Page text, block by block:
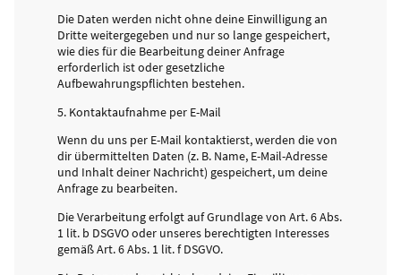
Die Daten werden nicht ohne deine Einwilligung an
Dritte weitergegeben und nur so lange gespeichert,
wie dies für die Bearbeitung deiner Anfrage
erforderlich ist oder gesetzliche
Aufbewahrungspflichten bestehen.
5. Kontaktaufnahme per E-Mail
Wenn du uns per E-Mail kontaktierst, werden die von
dir übermittelten Daten (z. B. Name, E-Mail-Adresse
und Inhalt deiner Nachricht) gespeichert, um deine
Anfrage zu bearbeiten.
Die Verarbeitung erfolgt auf Grundlage von Art. 6 Abs.
1 lit. b DSGVO oder unseres berechtigten Interesses
gemäß Art. 6 Abs. 1 lit. f DSGVO.